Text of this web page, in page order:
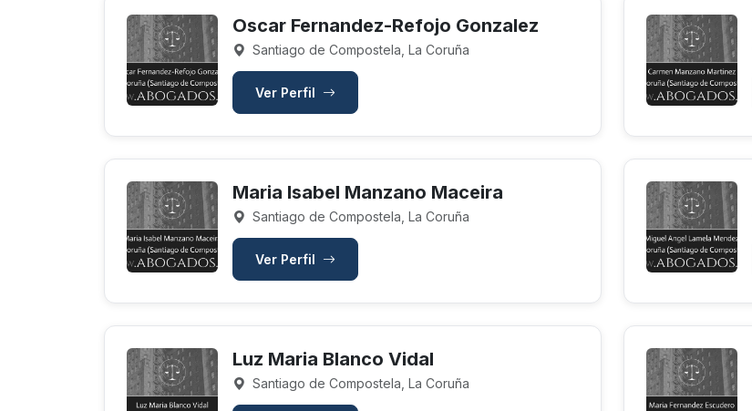
Oscar Fernandez-Refojo Gonzalez
Santiago de Compostela, La Coruña
Ver Perfil
Maria Isabel Manzano Maceira
Santiago de Compostela, La Coruña
Ver Perfil
Luz Maria Blanco Vidal
Santiago de Compostela, La Coruña